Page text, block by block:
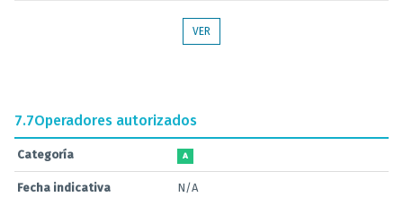
VER
7.7Operadores autorizados
Categoría A
Fecha indicativa N/A